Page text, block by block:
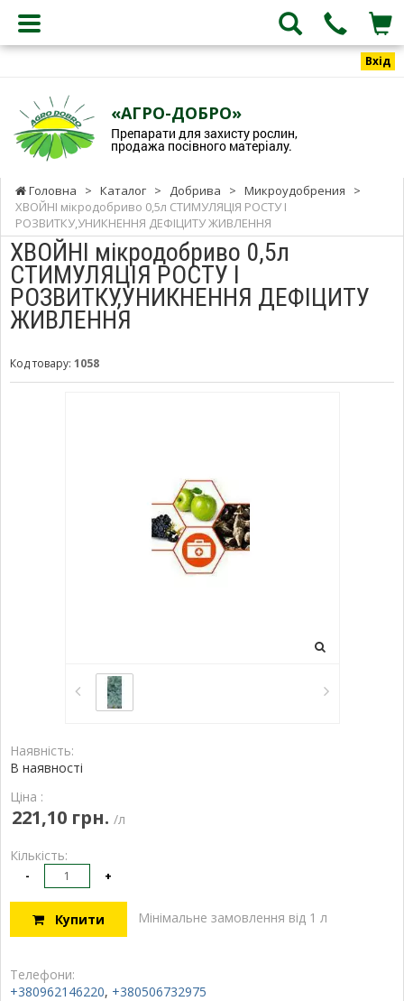
Вхід
«АГРО-ДОБРО»
Препарати для захисту рослин,
продажа посівного матеріалу.
Головна > Каталог > Добрива > Микроудобрения
>
ХВОЙНІ мікродобриво 0,5л СТИМУЛЯЦІЯ РОСТУ І
РОЗВИТКУ,УНИКНЕННЯ ДЕФІЦИТУ ЖИВЛЕННЯ
ХВОЙНІ мікродобриво 0,5л
СТИМУЛЯЦІЯ РОСТУ І
РОЗВИТКУ,УНИКНЕННЯ ДЕФІЦИТУ
ЖИВЛЕННЯ
Код товару: 1058
Наявність:
В наявності
Ціна :
221,10 грн. /л
Кількість:
- +
Купити Мінімальне замовлення від 1 л
Телефони:
+380962146220, +380506732975